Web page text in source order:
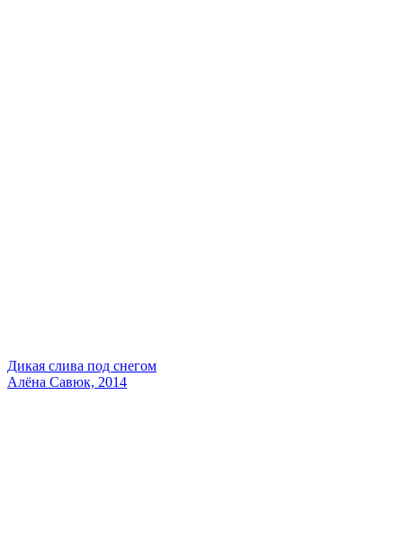
Дикая слива под снегом
Алёна Савюк, 2014